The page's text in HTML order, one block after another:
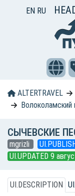
EN RU
ALTERTRAVEL
Волоколамский
СЫЧЕВСКИЕ
mgrizli
UI.UPDATED 9
UI.DESCRIPTION